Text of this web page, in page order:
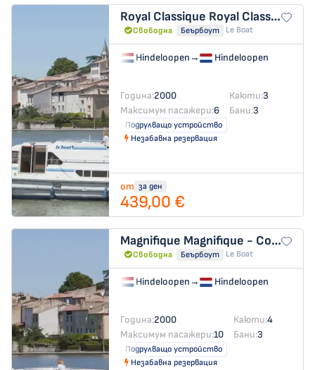
Royal Classique Royal Classique - Comfort 9
Свободна Беърбоут Le Boat
Hindeloopen→ Hindeloopen
Година:2000 Каюти:3
Максимум пасажери:6 Бани:3
Подрулващо устройство
Незабавна резервация
от за ден
439,00 €
Magnifique Magnifique - Comfort 11
Свободна Беърбоут Le Boat
Hindeloopen→ Hindeloopen
Година:2000 Каюти:4
Максимум пасажери:10 Бани:3
Подрулващо устройство
Незабавна резервация